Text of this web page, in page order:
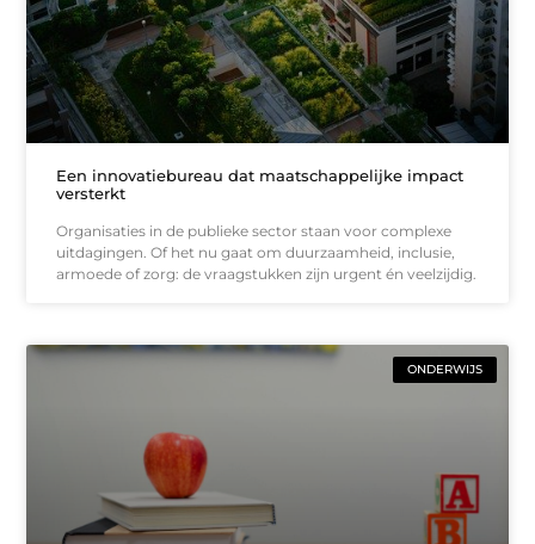
Een innovatiebureau dat maatschappelijke impact
versterkt
Organisaties in de publieke sector staan voor complexe
uitdagingen. Of het nu gaat om duurzaamheid, inclusie,
armoede of zorg: de vraagstukken zijn urgent én veelzijdig.
ONDERWIJS